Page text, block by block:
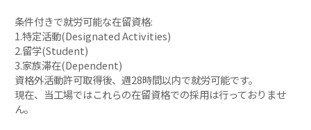
条件付きで就労可能な在留資格:
1.特定活動(Designated Activities)
2.留学(Student)
3.家族滞在(Dependent)
資格外活動許可取得後、週28時間以内で就労可能です。
現在、当工場ではこれらの在留資格での採用は行っておりませ
ん。